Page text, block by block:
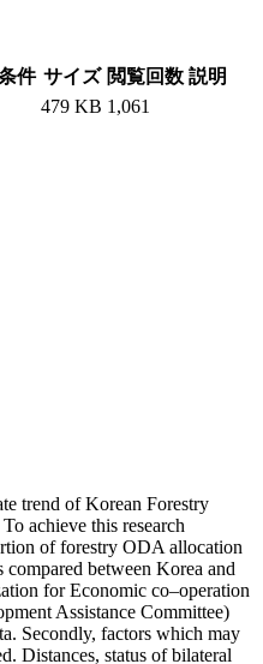
件 サイズ 閲覧回数 説明
479 KB 1,061
trend of Korean Forestry
achieve this research
of forestry ODA allocation
between Korea and
for Economic co–operation
Assistance Committee)
Secondly, factors which may
Distances, status of bilateral